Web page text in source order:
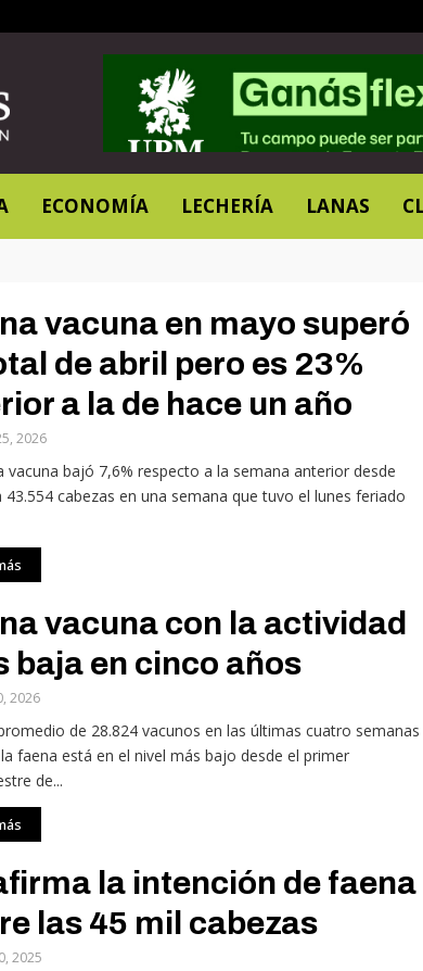
ECONOMÍA LECHERÍA LANAS
vacuna en mayo superó
de abril pero es 23%
a la de hace un año
2026
vacuna bajó 7,6% respecto a la semana anterior desde
43.554 cabezas en una semana que tuvo el lunes feriado
vacuna con la actividad
baja en cinco años
2026
de 28.824 vacunos en las últimas cuatro semanas
faena está en el nivel más bajo desde el primer
de...
la intención de faena
las 45 mil cabezas
2025